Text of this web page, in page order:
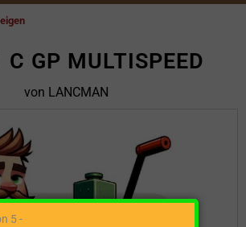
C GP MULTISPEED
von LANCMAN
5 -